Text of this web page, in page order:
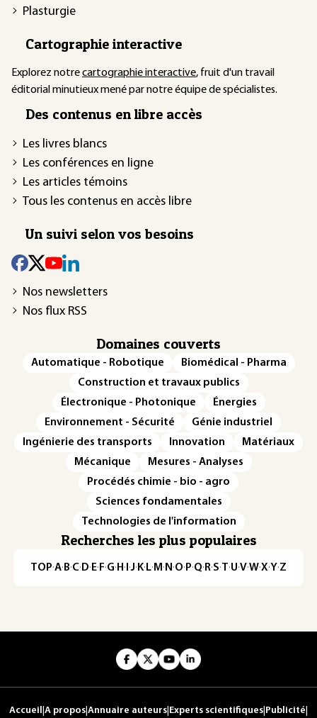
Plasturgie
Cartographie interactive
Explorez notrecartographie interactive, fruit d'un travail
éditorial minutieux mené par notre équipe de spécialistes.
Des contenus en libre accès
Les livres blancs
Les conférences en ligne
Les articles témoins
Tous les contenus en accès libre
Un suivi selon vos besoins
Nos newsletters
Nos flux RSS
Domaines couverts
Automatique - Robotique
Biomédical - Pharma
Construction et travaux publics
Électronique - Photonique
Énergies
Environnement - Sécurité
Génie industriel
Ingénierie des transports
Innovation
Matériaux
Mécanique
Mesures - Analyses
Procédés chimie - bio - agro
Sciences fondamentales
Technologies de l'information
Recherches les plus populaires
TOP·A·B·C· D· E· F·G· H · ·J· K· L· M · N ·O· P·Q· R·S·T·U·V·W·X·Y·Z
Accueil A propos Annuaire auteurs Experts scientifiques Publicité